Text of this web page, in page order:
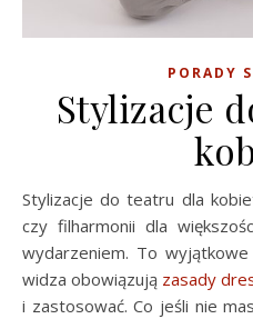
PORADY
Stylizacje
Stylizacje do teatru dla kobiet – wyjście do teatru, opery
czy filharmonii dla
wydarzeniem. To
widza obowiązują zasady
i zastosować. Co jeśli nie